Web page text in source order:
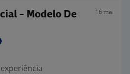
- Modelo De
16 mai